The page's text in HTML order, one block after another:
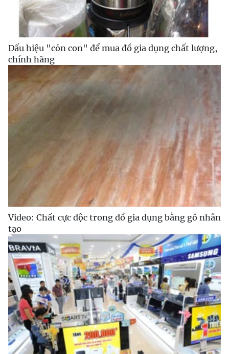
Dấu hiệu "cỏn con" để mua đồ gia dụng chất lượng,
chính hãng
Video: Chất cực độc trong đồ gia dụng bằng gỗ nhân
tạo